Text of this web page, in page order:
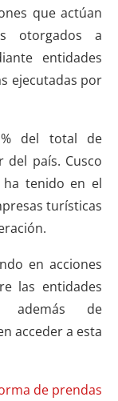
que actúan
otorgados a
entidades
ejecutadas por
del total de
del país. Cusco
tenido en el
turísticas
en acciones
las entidades
además de
acceder a esta
de prendas